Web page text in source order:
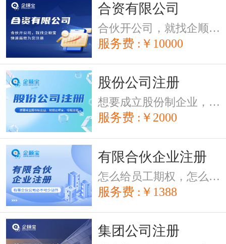
合资有限公司
合伙开公司，就找企顺宝，快速高效为您注册
服务费 :￥10000
股份公司注册
想要成立股份制企业，就找企顺宝，轻松注册
服务费 :￥2000
有限合伙企业注册
怎么给员工期权，怎么股权激励，有限合伙公司必不可少证件
服务费 :￥1388
集团公司注册